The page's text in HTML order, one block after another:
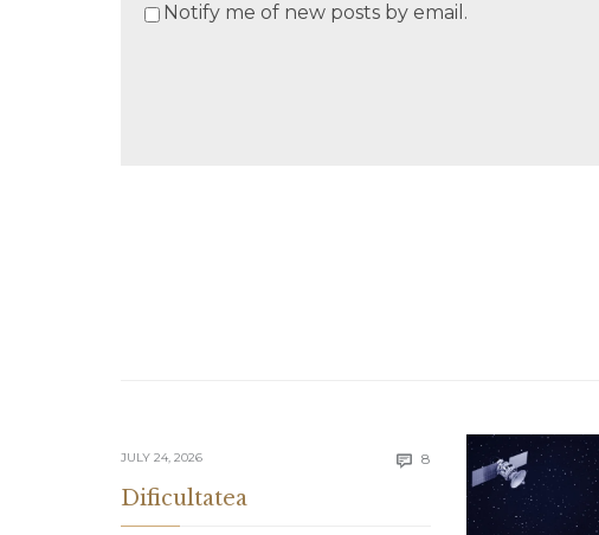
Notify me of new posts by email.
JULY 24, 2026  8 Comments
Dificultatea